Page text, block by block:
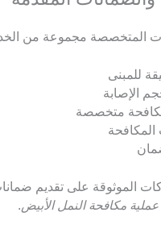
المتخصصة مجموعة من
للمبنى
الإصابة
متخصصة
المكافحة
الموثوقة على تقديم
مكافحة النمل الأبيض.